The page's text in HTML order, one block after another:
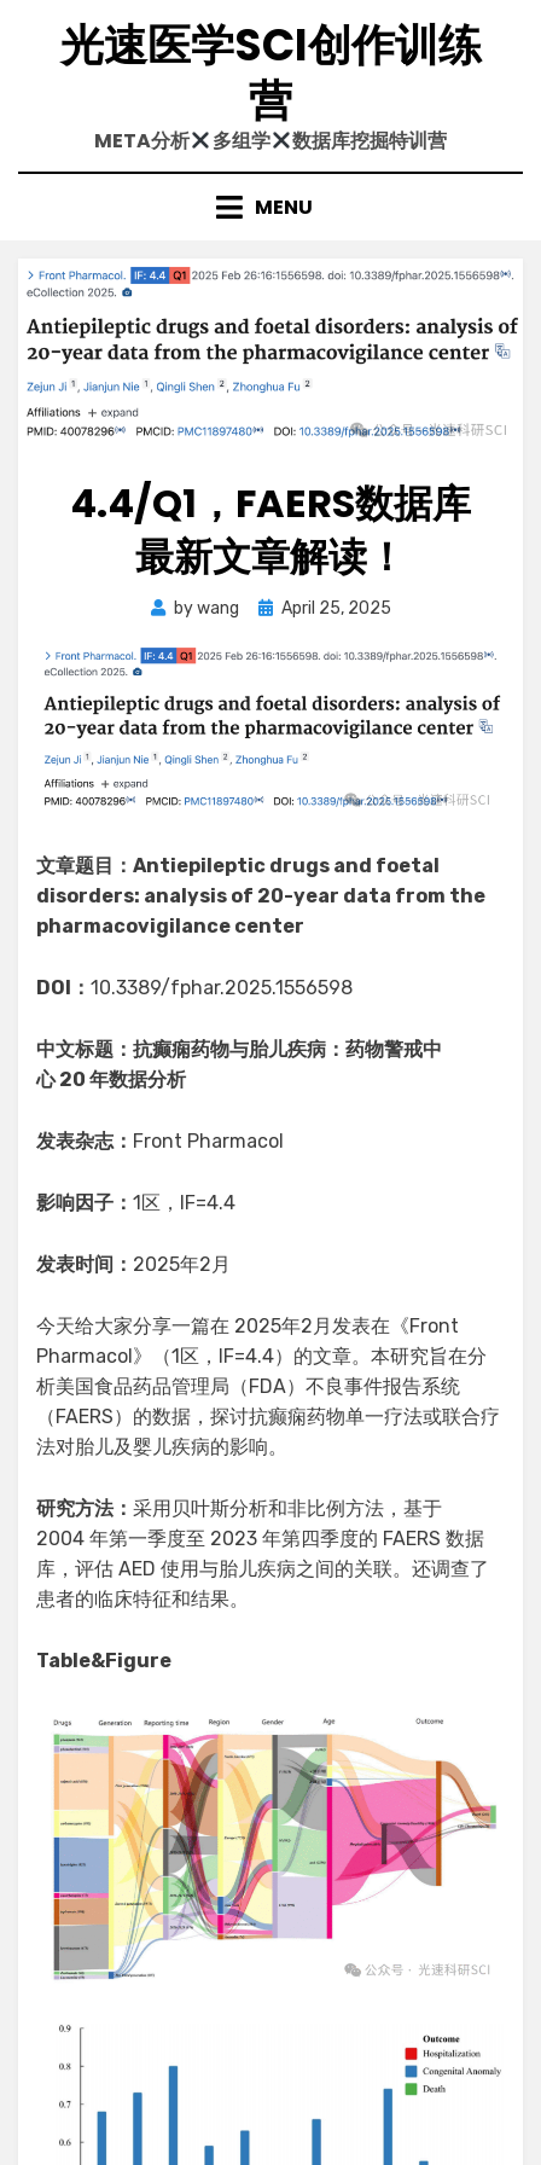
content光速医学SCI创作训练
营
META分析 多组学 数据库挖掘特训营
MENU
4.4/Q1，FAERS数据库
最新文章解读！
bywang
Posted
April 25, 2025
文章题目： Antiepileptic drugs and foetal
disorders: analysis of 20-year data from the
pharmacovigilance center
DOI： 10.3389/fphar.2025.1556598
中文标题：抗癫痫药物与胎儿疾病：药物警戒中
心 20 年数据分析
发表杂志： Front Pharmacol
影响因子： 1区，IF=4.4
发表时间： 2025年2月
今天给大家分享一篇在 2025年2月发表在《Front
Pharmacol》（1区，IF=4.4）的文章。本研究旨在分
析美国食品药品管理局（FDA）不良事件报告系统
（FAERS）的数据，探讨抗癫痫药物单一疗法或联合疗
法对胎儿及婴儿疾病的影响。
研究方法： 采用贝叶斯分析和非比例方法，基于
2004 年第一季度至 2023 年第四季度的 FAERS 数据
库，评估 AED 使用与胎儿疾病之间的关联。还调查了
患者的临床特征和结果。
Table&Figure